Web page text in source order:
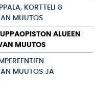
KORTTELI 8
MUUTOS
ALUEEN
MUUTOS
MUUTOS JA